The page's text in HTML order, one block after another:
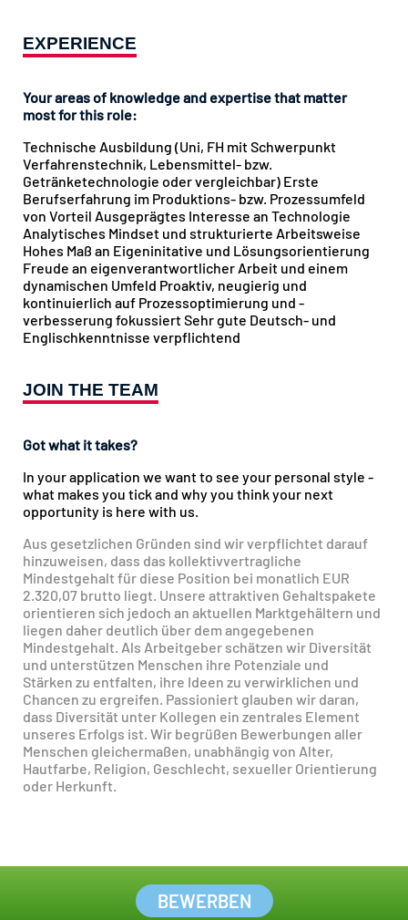
EXPERIENCE
Your areas of knowledge and expertise that matter
most for this role:
Technische Ausbildung (Uni, FH mit Schwerpunkt
Verfahrenstechnik, Lebensmittel- bzw.
Getränketechnologie oder vergleichbar) Erste
Berufserfahrung im Produktions- bzw. Prozessumfeld
von Vorteil Ausgeprägtes Interesse an Technologie
Analytisches Mindset und strukturierte Arbeitsweise
Hohes Maß an Eigeninitative und Lösungsorientierung
Freude an eigenverantwortlicher Arbeit und einem
dynamischen Umfeld Proaktiv, neugierig und
kontinuierlich auf Prozessoptimierung und -
verbesserung fokussiert Sehr gute Deutsch- und
Englischkenntnisse verpflichtend
JOIN THE TEAM
Got what it takes?
In your application we want to see your personal style -
what makes you tick and why you think your next
opportunity is here with us.
Aus gesetzlichen Gründen sind wir verpflichtet darauf
hinzuweisen, dass das kollektivvertragliche
Mindestgehalt für diese Position bei monatlich EUR
2.320,07 brutto liegt. Unsere attraktiven Gehaltspakete
orientieren sich jedoch an aktuellen Marktgehältern und
liegen daher deutlich über dem angegebenen
Mindestgehalt. Als Arbeitgeber schätzen wir Diversität
und unterstützen Menschen ihre Potenziale und
Stärken zu entfalten, ihre Ideen zu verwirklichen und
Chancen zu ergreifen. Passioniert glauben wir daran,
dass Diversität unter Kollegen ein zentrales Element
unseres Erfolgs ist. Wir begrüßen Bewerbungen aller
Menschen gleichermaßen, unabhängig von Alter,
Hautfarbe, Religion, Geschlecht, sexueller Orientierung
oder Herkunft.
BEWERBEN